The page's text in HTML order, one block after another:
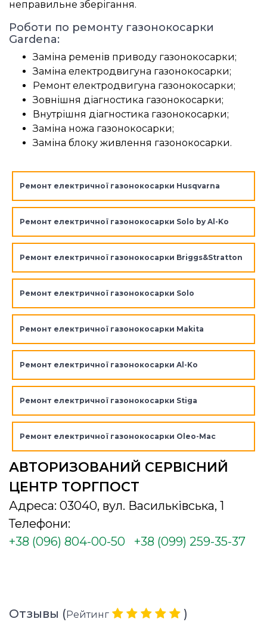
неправильне зберігання.
Роботи по ремонту газонокосарки
Gardena:
Заміна ременів приводу газонокосарки;
Заміна електродвигуна газонокосарки;
Ремонт електродвигуна газонокосарки;
Зовнішня діагностика газонокосарки;
Внутрішня діагностика газонокосарки;
Заміна ножа газонокосарки;
Заміна блоку живлення газонокосарки.
Ремонт електричної газонокосарки Husqvarna
Ремонт електричної газонокосарки Solo by Al-Ko
Ремонт електричної газонокосарки Briggs&Stratton
Ремонт електричної газонокосарки Solo
Ремонт електричної газонокосарки Makita
Ремонт електричної газонокосарки Al-Ko
Ремонт електричної газонокосарки Stiga
Ремонт електричної газонокосарки Oleo-Mac
АВТОРИЗОВАНИЙ СЕРВІСНИЙ
ЦЕНТР ТОРГПОСТ
Адреса: 03040, вул. Васильківська, 1
Телефони:
+38 (096) 804-00-50
+38 (099) 259-35-37
Отзывы (Рейтинг )